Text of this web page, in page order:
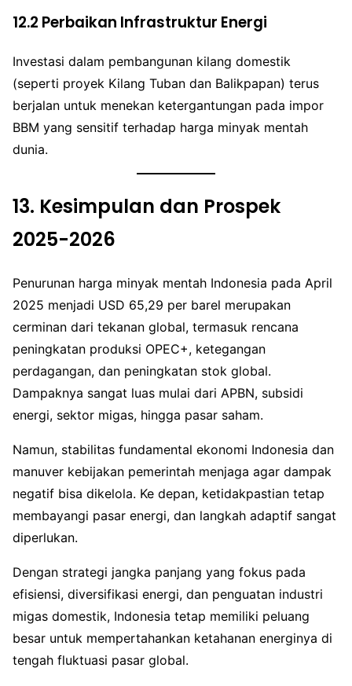
12.2 Perbaikan Infrastruktur Energi
Investasi dalam pembangunan kilang domestik
(seperti proyek Kilang Tuban dan Balikpapan) terus
berjalan untuk menekan ketergantungan pada impor
BBM yang sensitif terhadap harga minyak mentah
dunia.
13. Kesimpulan dan Prospek
2025-2026
Penurunan harga minyak mentah Indonesia pada April
2025 menjadi USD 65,29 per barel merupakan
cerminan dari tekanan global, termasuk rencana
peningkatan produksi OPEC+, ketegangan
perdagangan, dan peningkatan stok global.
Dampaknya sangat luas mulai dari APBN, subsidi
energi, sektor migas, hingga pasar saham.
Namun, stabilitas fundamental ekonomi Indonesia dan
manuver kebijakan pemerintah menjaga agar dampak
negatif bisa dikelola. Ke depan, ketidakpastian tetap
membayangi pasar energi, dan langkah adaptif sangat
diperlukan.
Dengan strategi jangka panjang yang fokus pada
efisiensi, diversifikasi energi, dan penguatan industri
migas domestik, Indonesia tetap memiliki peluang
besar untuk mempertahankan ketahanan energinya di
tengah fluktuasi pasar global.